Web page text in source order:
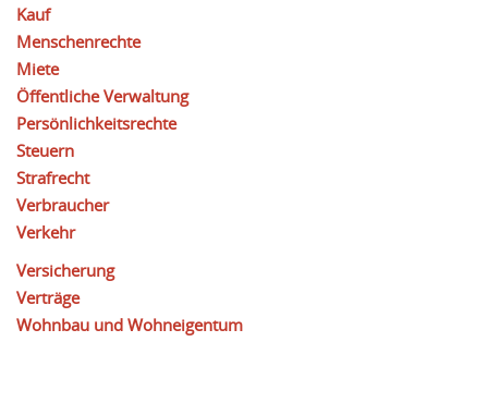
Kauf
Menschenrechte
Miete
Öffentliche Verwaltung
Persönlichkeitsrechte
Steuern
Strafrecht
Verbraucher
Verkehr
Versicherung
Verträge
Wohnbau und Wohneigentum